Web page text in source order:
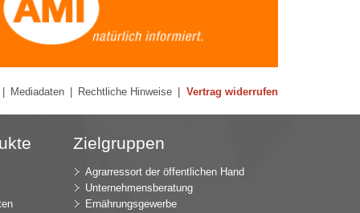
| Mediadaten | Rechtliche Hinweise | Vertrag widerrufen
Zielgruppen
Agrarressort der öffentlichen Hand
Unternehmensberatung
Ernährungsgewerbe